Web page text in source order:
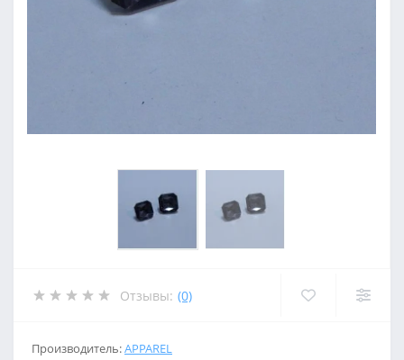
Отзывы: (0)
Производитель:APPAREL